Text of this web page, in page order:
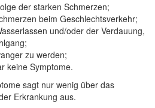
der starken Schmerzen;
beim Geschlechtsverkehr;
und/oder der Verdauung,
zu werden;
keine Symptome.
sagt nur wenig über das
Erkrankung aus.